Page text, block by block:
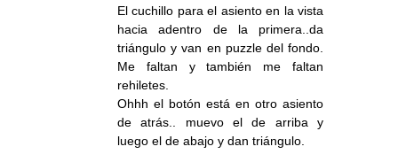
El cuchillo para el asiento en la vista
hacia adentro de la primera..da
triángulo y van en puzzle del fondo.
Me faltan y también me faltan
rehiletes.
Ohhh el botón está en otro asiento
de atrás.. muevo el de arriba y
luego el de abajo y dan triángulo.